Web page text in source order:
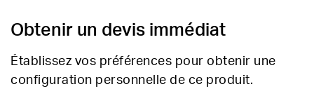
Obtenir un devis immédiat
Établissez vos préférences pour obtenir une
configuration personnelle de ce produit.